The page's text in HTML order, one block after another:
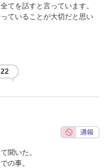
てを話すと言っています。
ていることが大切だと思い
22
聞いた。
の事。